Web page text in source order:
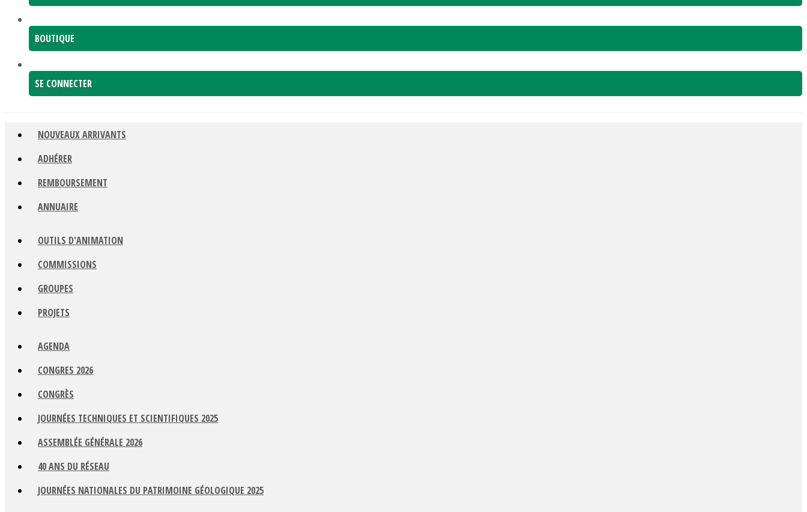
BOUTIQUE
SE CONNECTER
NOUVEAUX ARRIVANTS
ADHÉRER
REMBOURSEMENT
ANNUAIRE
OUTILS D'ANIMATION
COMMISSIONS
GROUPES
PROJETS
AGENDA
CONGRES 2026
CONGRÈS
JOURNÉES TECHNIQUES ET SCIENTIFIQUES 2025
ASSEMBLÉE GÉNÉRALE 2026
40 ANS DU RÉSEAU
JOURNÉES NATIONALES DU PATRIMOINE GÉOLOGIQUE 2025